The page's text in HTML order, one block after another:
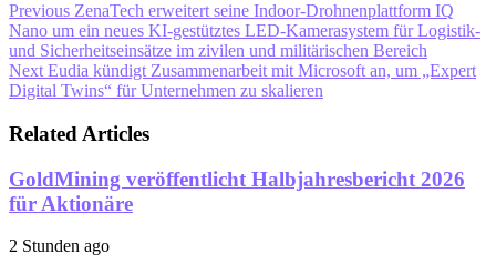
Previous ZenaTech erweitert seine Indoor-Drohnenplattform IQ
Nano um ein neues KI-gestütztes LED-Kamerasystem für Logistik-
und Sicherheitseinsätze im zivilen und militärischen Bereich
Next Eudia kündigt Zusammenarbeit mit Microsoft an, um „Expert
Digital Twins“ für Unternehmen zu skalieren
Related Articles
GoldMining veröffentlicht Halbjahresbericht 2026
für Aktionäre
2 Stunden ago